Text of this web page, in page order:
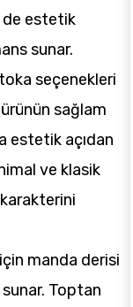
de estetik
sunar.
seçenekleri
sağlam
estetik açıdan
ve klasik
manda derisi
Toptan